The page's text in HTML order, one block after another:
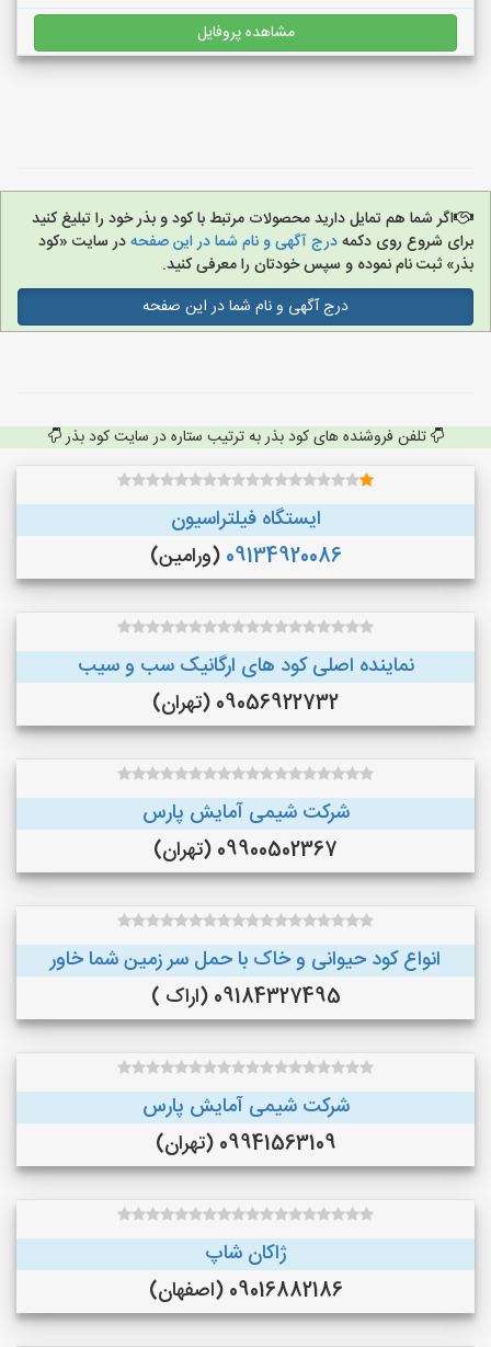
مشاهده پروفایل
اگر شما هم تمایل دارید محصولات مرتبط با کود و بذر خود را تبلیغ کنید
برای شروع روی دکمهدرج آگهی و نام شما در این صفحهدر سایت «کود
بذر» ثبت نام نموده و سپس خودتان را معرفی کنید.
درج آگهی و نام شما در این صفحه
تلفن فروشنده های کود بذر به ترتیب ستاره در سایت کود بذر
ایستگاه فیلتراسیون
09134920086 (ورامین)
نماینده اصلی کود های ارگانیک سب و سیب
09056922732 (تهران)
شرکت شیمی آمایش پارس
09900502367 (تهران)
انواع کود حیوانی و خاک با حمل سر زمین شما خاور
09184327495 (اراک )
شرکت شیمی آمایش پارس
09941563109 (تهران)
ژاکان شاپ
09016882186 (اصفهان)